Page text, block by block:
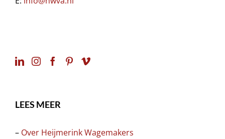
LEES MEER
– Over Heijmerink Wagemakers